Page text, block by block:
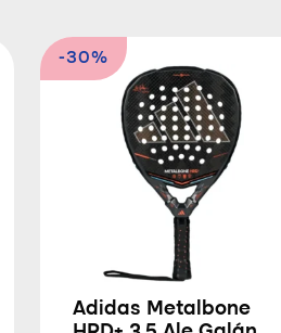
-30%
Adidas Metalbone